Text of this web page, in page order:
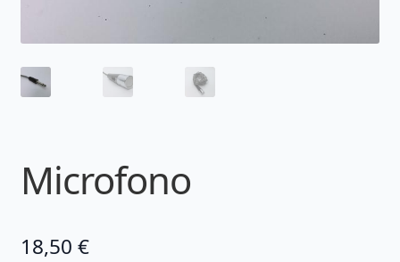
Microfono
18,50 €